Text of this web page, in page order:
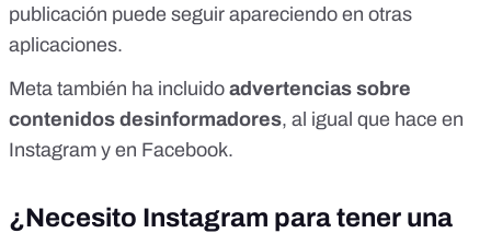
publicación puede seguir apareciendo en otras
aplicaciones.
Meta también ha incluido advertencias sobre
contenidos desinformadores, al igual que hace en
Instagram y en Facebook.
¿Necesito Instagram para tener una